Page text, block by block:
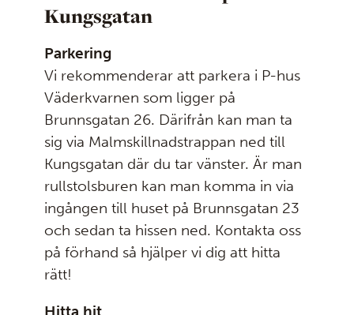
Kungsgatan
Parkering
Vi rekommenderar att parkera i P-hus
Väderkvarnen som ligger på
Brunnsgatan 26. Därifrån kan man ta
sig via Malmskillnadstrappan ned till
Kungsgatan där du tar vänster. Är man
rullstolsburen kan man komma in via
ingången till huset på Brunnsgatan 23
och sedan ta hissen ned. Kontakta oss
på förhand så hjälper vi dig att hitta
rätt!
Hitta hit